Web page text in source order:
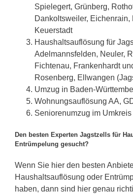
Spielegert, Grünberg,
Dankoltsweiler, Eichenrain,
Keuerstadt
Haushaltsauflösung für
Adelmannsfelden, Neuler,
Fichtenau, Frankenhardt
Rosenberg, Ellwangen
Umzug in Baden-
Wohnungsauflösung AA,
Seniorenumzug im Umkreis
Den besten Experten Jagstzells für
Entrümpelung gesucht?
Wenn Sie hier den besten
Haushaltsauflösung oder
haben, dann sind hier genau